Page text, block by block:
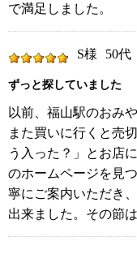
で満足しました。
S様 50代
ずっと探していました
以前、福山駅のおみ
また買いに行くと売
う入った？」とお店
のホームページを見
寧にご案内いただき
出来ました。その節